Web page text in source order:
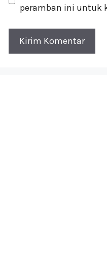
peramban ini untuk